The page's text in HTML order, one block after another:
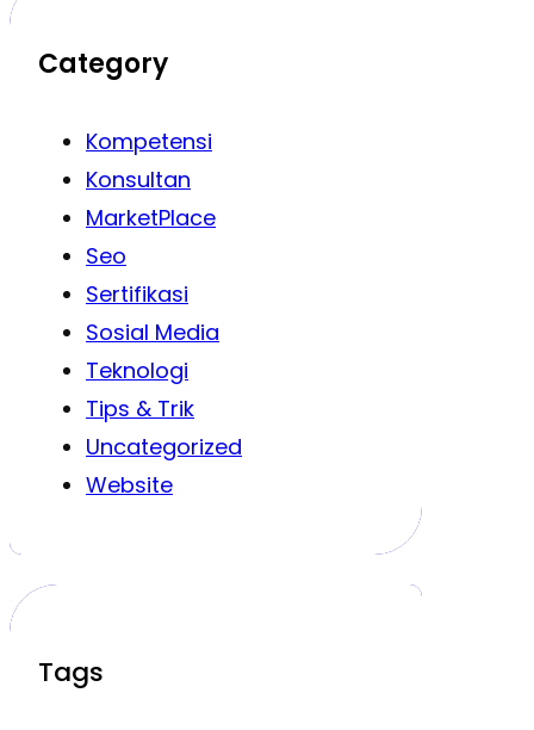
Category
Kompetensi
Konsultan
MarketPlace
Seo
Sertifikasi
Sosial Media
Teknologi
Tips & Trik
Uncategorized
Website
Tags